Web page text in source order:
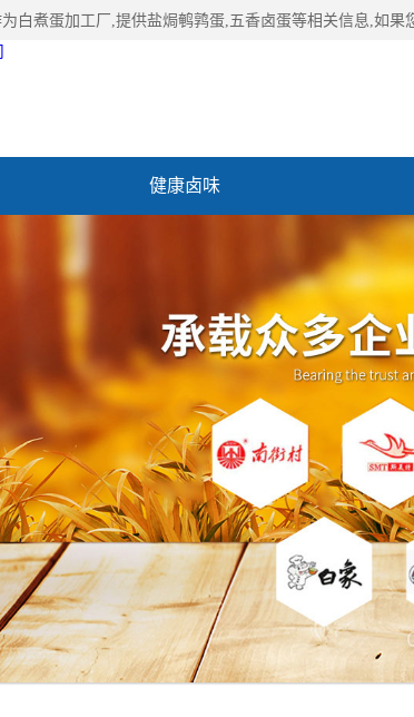
白煮蛋加工厂 ,提供盐焗鹌鹑蛋,五香卤蛋等相关信息,如果
健康卤味